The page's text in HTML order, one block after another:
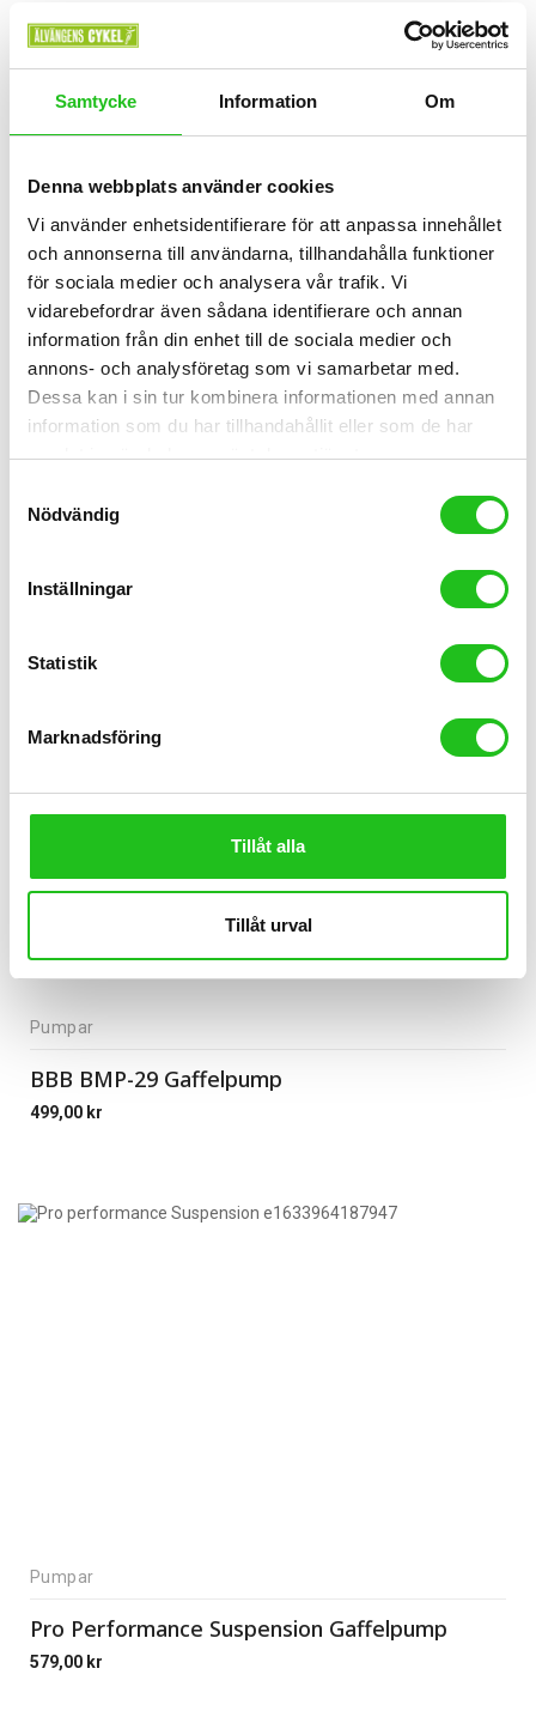
Samtycke Information Om
Denna webbplats använder cookies
Vi använder enhetsidentifierare för att anpassa innehållet
och annonserna till användarna, tillhandahålla funktioner
för sociala medier och analysera vår trafik. Vi
vidarebefordrar även sådana identifierare och annan
information från din enhet till de sociala medier och
annons- och analysföretag som vi samarbetar med.
Dessa kan i sin tur kombinera informationen med annan
information som du har tillhandahållit eller som de har
samlat in när du har använt deras tjänster.
Nödvändig
Inställningar
Statistik
Marknadsföring
Tillåt alla
Tillåt urval
PRO Touring Fotpump
Pumpar
BBB BMP-29 Gaffelpump
499,00 kr
Pumpar
Pro Performance Suspension Gaffelpump
579,00 kr